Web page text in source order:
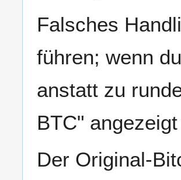
Falsches
führen; wenn
anstatt zu
BTC"
Der Original-